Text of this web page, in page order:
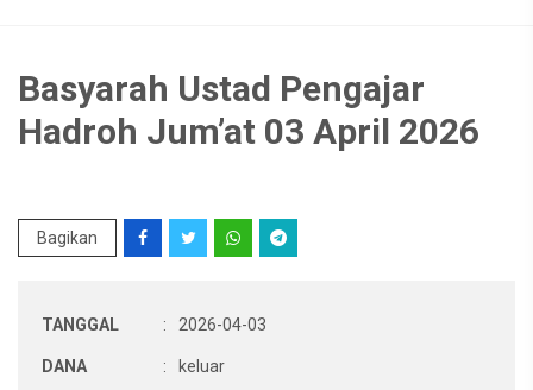
Basyarah Ustad Pengajar
Hadroh Jum’at 03 April 2026
Bagikan
TANGGAL : 2026-04-03
DANA : keluar